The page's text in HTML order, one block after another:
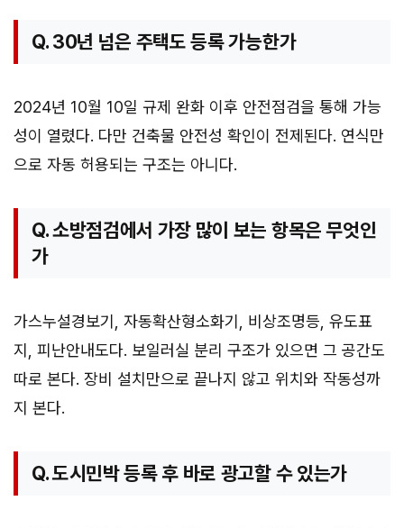
Q. 30년 넘은 주택도 등록 가능한가
2024년 10월 10일 규제 완화 이후 안전점검을 통해 가능
성이 열렸다. 다만 건축물 안전성 확인이 전제된다. 연식만
으로 자동 허용되는 구조는 아니다.
Q. 소방점검에서 가장 많이 보는 항목은 무엇인
가
가스누설경보기, 자동확산형소화기, 비상조명등, 유도표
지, 피난안내도다. 보일러실 분리 구조가 있으면 그 공간도
따로 본다. 장비 설치만으로 끝나지 않고 위치와 작동성까
지 본다.
Q. 도시민박 등록 후 바로 광고할 수 있는가